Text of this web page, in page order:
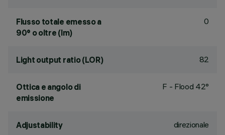
Flusso totale emesso a
90° o oltre (lm)
0
Light output ratio (LOR) 82
Ottica e angolo di
emissione
F - Flood 42°
Adjustability direzionale